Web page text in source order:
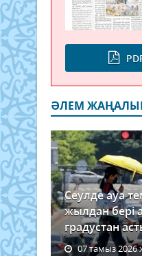
ӘЛЕМ
Сеулде ауа
жылдан бері
градустан
07 тамыз 2026